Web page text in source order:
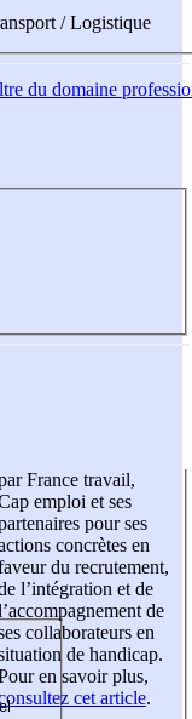
/ Logistique
du domaine
France travail,
emploi et ses
pour ses
concrètes en
du recrutement,
l’intégration et de
de
collaborateurs en
de handicap.
en savoir plus,
cet article.